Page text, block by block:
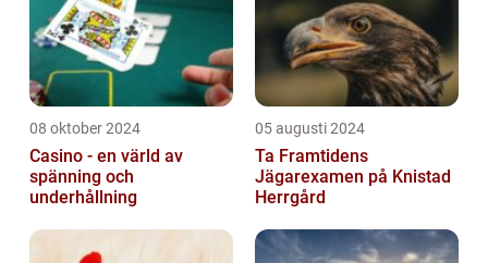
08 oktober 2024
Casino - en värld av
spänning och
underhållning
05 augusti 2024
Ta Framtidens
Jägarexamen på Knistad
Herrgård